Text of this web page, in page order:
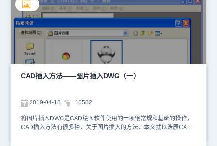
2、选择需要插入的图片，指定插入点、比例、旋转角度等插入参
数，完成图片插入。3、利用浩辰CAD的“剪裁”功能，可以裁剪插入
图片的某一区域。4、利用“图像调整”命令，可以调整插入图片的对
比度、透明度、质量等参数。与OLE直接将图片嵌入DWG文件中不
同，这种方式在DWG中只是保存了插入图片的连接，所以，当需要
将DWG传送他人时，需要将外部的参照图片一同传送，否则，DWG
将不能正确显示图片。可能读者会问，那岂不是很麻烦，因为一不小
心，外部参照图片没有一同传送，那别人岂不看不了图？在CAD插入
方法中这种方法的问题浩辰是考虑到的，所以，在浩辰CAD中有“电
子传送”的功能，这个功能是专门传送文件的，并且可以自动打包包
效的避免了参照缺失的问题。
CAD插入方法——图片插入DWG（一）
2019-04-18 16582
将图片插入DWG是CAD绘图软件使用的一项很常规和基础的操作，
CAD插入方法有很多种，关于图片插入的方法，本文就以浩辰CAD